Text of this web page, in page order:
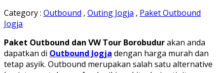
Category : Outbound , Outing Jogja , Paket Outbound
Jogja
Paket Outbound dan VW Tour Borobudurakan anda
dapatkan di Outbound Jogja dengan harga murah dan
tetap asyik. Outbound merupakan salah satu alternative